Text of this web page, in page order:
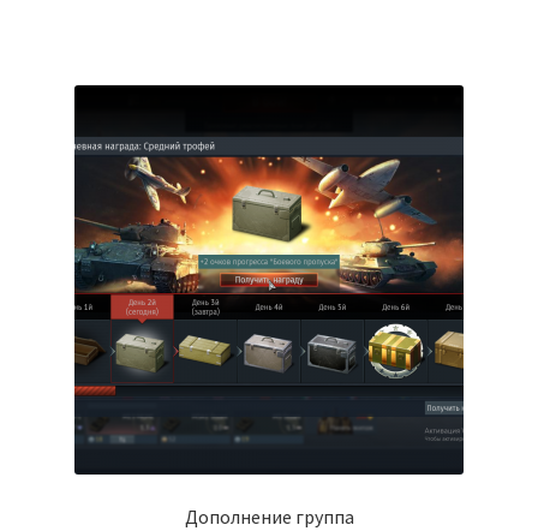
Дополнение группа